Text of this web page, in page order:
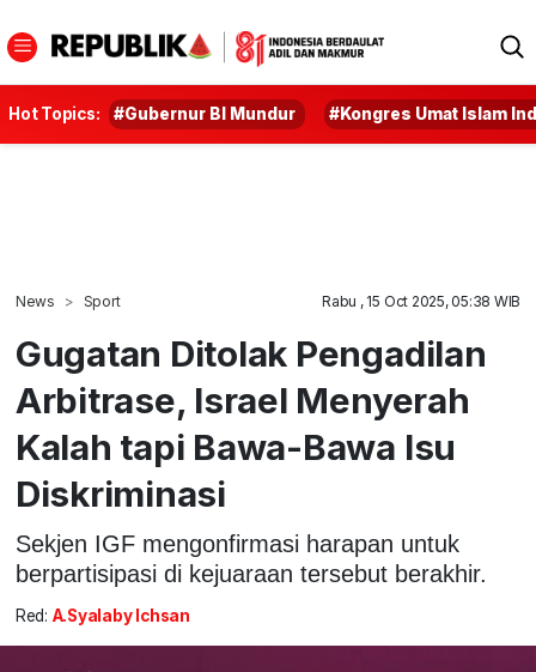
Hot Topics: #Gubernur BI Mundur #Kongres Umat Islam
News Sport Rabu , 15 Oct 2025, 05:38 WIB
Gugatan Ditolak Pengadilan
Arbitrase, Israel Menyerah
Kalah tapi Bawa-Bawa Isu
Diskriminasi
Sekjen IGF mengonfirmasi harapan untuk
berpartisipasi di kejuaraan tersebut berakhir.
Red: A.Syalaby Ichsan